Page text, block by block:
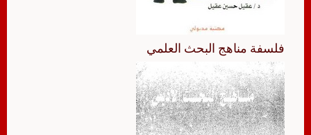
فلسفة مناهج البحث العلمي